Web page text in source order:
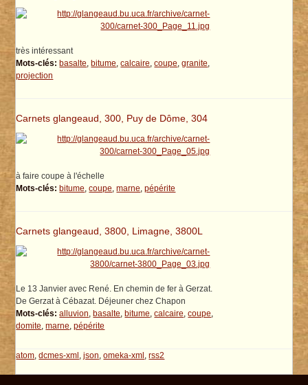
très intéressant
Mots-clés: basalte, bitume,calcaire,coupe,granite,
projection
Carnets glangeaud, 300, Puy de Dôme, 304
à faire coupe à l'échelle
Mots-clés: bitume,coupe,marne,pépérite
Carnets glangeaud, 3800, Limagne, 3800L
Le 13 Janvier avec René. En chemin de fer à Gerzat.
De Gerzat à Cébazat. Déjeuner chez Chapon
Mots-clés: alluvion, basalte, bitume,calcaire,coupe,
domite,marne,pépérite
atom,dcmes-xml ,json,omeka-xml ,rss2